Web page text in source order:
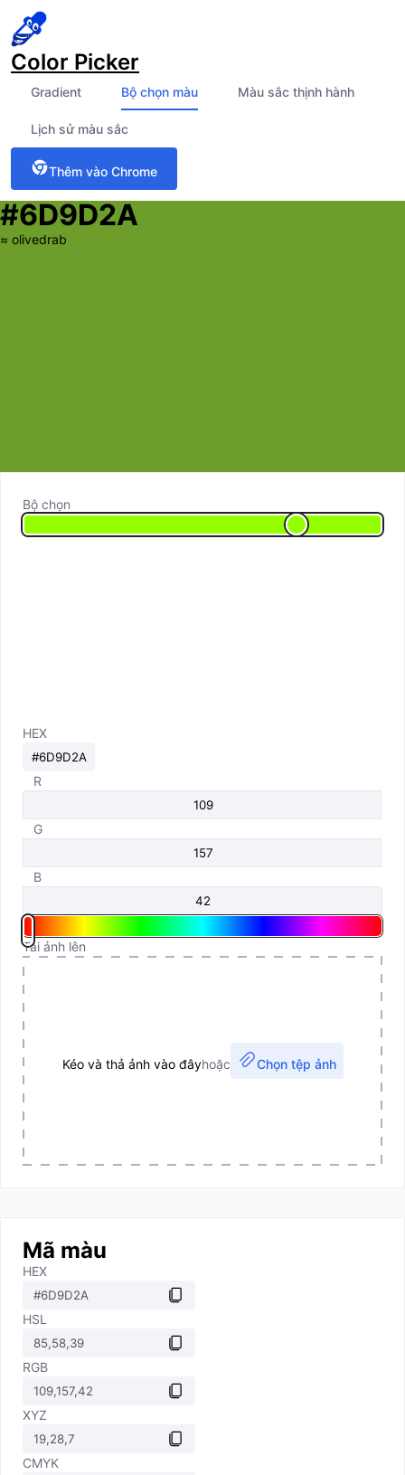
Color Picker
Gradient Bộ chọn màu Màu sắc thịnh hành
Lịch sử màu sắc
Thêm vào Chrome
#6D9D2A
≈ olivedrab
Bộ chọn
HEX
R
G
B
Tải ảnh lên
Kéo và thả ảnh vào đâyhoặc Chọn tệp ảnh
Mã màu
HEX
HSL
RGB
XYZ
CMYK